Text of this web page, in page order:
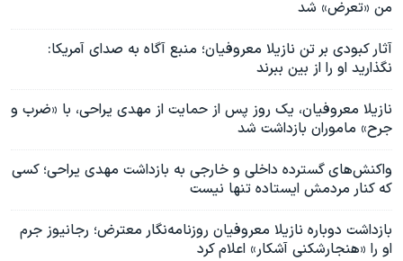
من «تعرض» شد
آثار کبودی بر تن نازیلا معروفیان؛ منبع آگاه به صدای آمریکا:
نگذارید او را از بین ببرند
نازیلا معروفیان، یک روز پس از حمایت از مهدی یراحی، با «ضرب و
جرح» ماموران بازداشت شد
واکنش‌های گسترده داخلی و خارجی به بازداشت مهدی یراحی؛ کسی
که کنار مردمش ایستاده تنها نیست
بازداشت دوباره نازیلا معروفیان روزنامه‌نگار معترض؛ رجانیوز جرم
او را «هنجارشکنی آشکار» اعلام کرد